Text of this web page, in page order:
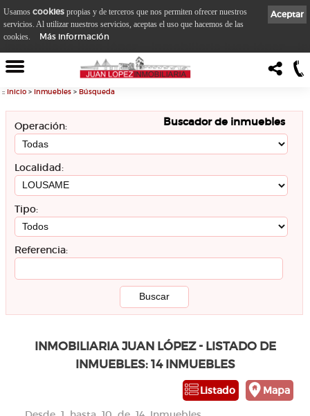
:: Inicio > Inmuebles > Búsqueda
Buscador de inmuebles
Operación:
Localidad:
Tipo:
Referencia:
INMOBILIARIA JUAN LÓPEZ - LISTADO DE
INMUEBLES: 14 INMUEBLES
Mapa
Listado
Aceptar
Usamos cookies propias y de terceros que nos permiten ofrecer nuestros
servicios. Al utilizar nuestros servicios, aceptas el uso que hacemos de las
cookies.
Más información